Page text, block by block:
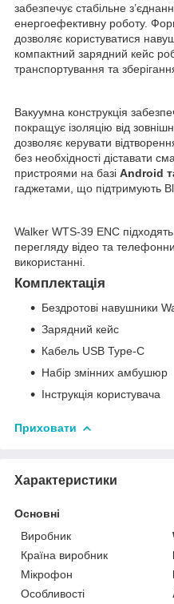
забезпечує стабільне
енергоефективну роботу.
дозволяє користуватися
компактний зарядний кейс
транспортування та
Вакуумна конструкція
покращує ізоляцію від
дозволяє керувати
без необхідності діставати
пристроями на базі Android
гаджетами, що підтримують
Walker WTS-39 ENC
перегляду відео та
використанні.
Комплектація
Бездротові навушники
Зарядний кейс
Кабель USB Type-C
Набір змінних амбушюр
Інструкція користувача
Приховати
Характеристики
Основні
Виробник
Країна виробник
Мікрофон
Особливості